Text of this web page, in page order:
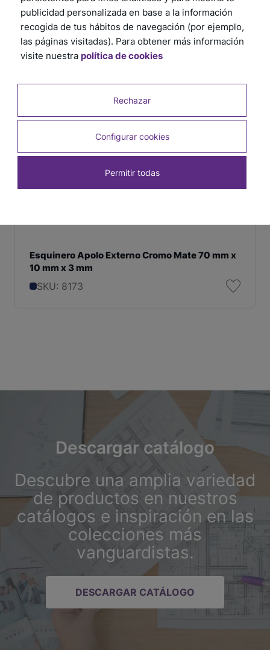
Esquinero Apolo Externo Cromo Mate 70 mm x
10 mm x 3 mm
SKU: 8173
Descargar catálogo
Descubre una amplia variedad
de productos en nuestros
catálogos e inspiración en las
colecciones más
vanguardistas.
DESCARGAR CATÁLOGO
publicidad personalizada en base a la información
recogida de tus hábitos de navegación (por ejemplo,
las páginas visitadas). Para obtener más información
visite nuestra política de cookies
Rechazar
Configurar cookies
Permitir todas